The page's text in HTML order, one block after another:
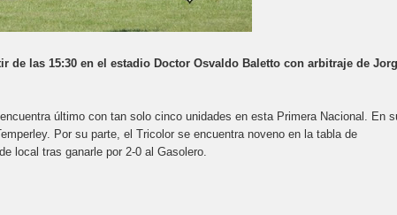
de las 15:30 en el estadio Doctor Osvaldo Baletto con arbitraje de
último con tan solo cinco unidades en esta Primera Nacional. En
Por su parte, el Tricolor se encuentra noveno en la tabla de
local tras ganarle por 2-0 al Gasolero.